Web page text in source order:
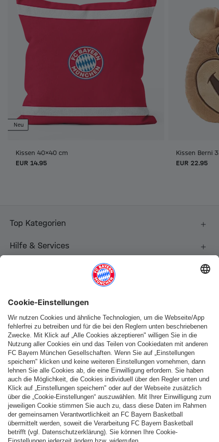
Neu
Kissen 40x40 cm
EUR 14.95
Kissen Berni
EUR 22.95
Top Kategorien
Hilfe & Services
Folge uns
Zahlung & Lieferung
FC Bayern Store App